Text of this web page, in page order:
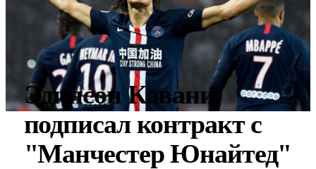
Эдинсон Кавани
подписал контракт с
"Манчестер Юнайтед"